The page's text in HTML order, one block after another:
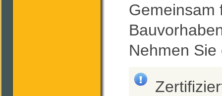
Gemeinsam
Nehmen